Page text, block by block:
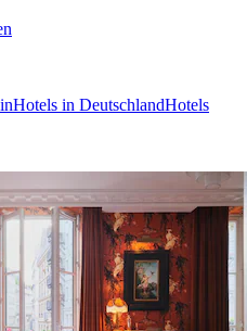
Hotels in DeutschlandHotels